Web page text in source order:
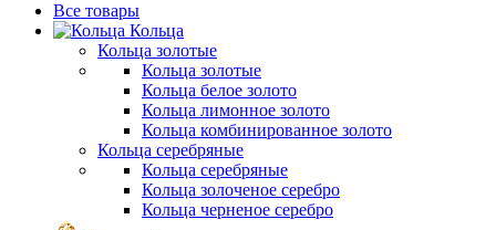
Все товары
Кольца
Кольца золотые
Кольца золотые
Кольца белое золото
Кольца лимонное золото
Кольца комбинированное золото
Кольца серебряные
Кольца серебряные
Кольца золоченое серебро
Кольца черненое серебро